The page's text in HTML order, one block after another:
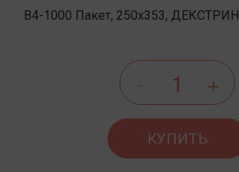
B4-1000 Пакет, 250x353, ДЕКСТРИН
КУПИТЬ